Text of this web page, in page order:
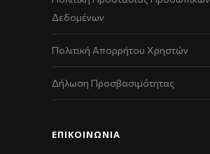
Δεδομένων
Πολιτική Απορρήτου Χρηστών
Δήλωση Προσβασιμότητας
ΕΠΙΚΟΙΝΩΝΊΑ